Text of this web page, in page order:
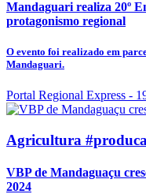
Mandaguari realiza 20º
protagonismo regional
O evento foi realizado em
Mandaguari.
Portal Regional Express -
Agricultura
VBP de Mandaguaçu
2024